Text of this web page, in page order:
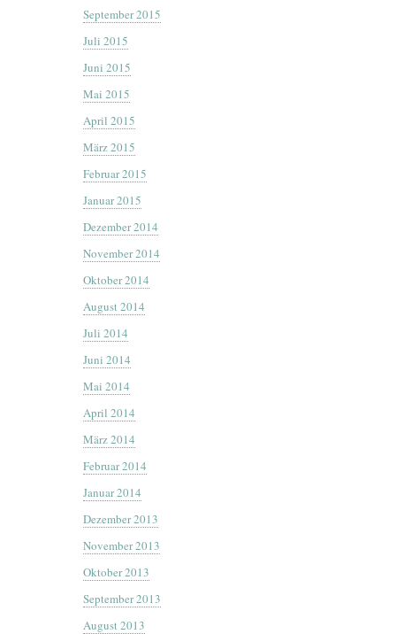
September 2015
Juli 2015
Juni 2015
Mai 2015
April 2015
März 2015
Februar 2015
Januar 2015
Dezember 2014
November 2014
Oktober 2014
August 2014
Juli 2014
Juni 2014
Mai 2014
April 2014
März 2014
Februar 2014
Januar 2014
Dezember 2013
November 2013
Oktober 2013
September 2013
August 2013